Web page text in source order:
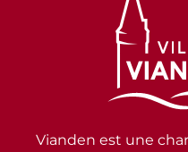
Vianden est une